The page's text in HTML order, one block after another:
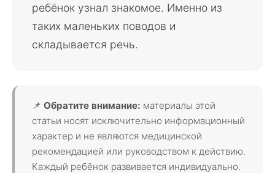
ребёнок узнал знакомое. Именно из
таких маленьких поводов и
складывается речь.
📌 Обратите внимание: материалы этой
статьи носят исключительно информационный
характер и не являются медицинской
рекомендацией или руководством к действию.
Каждый ребёнок развивается индивидуально.